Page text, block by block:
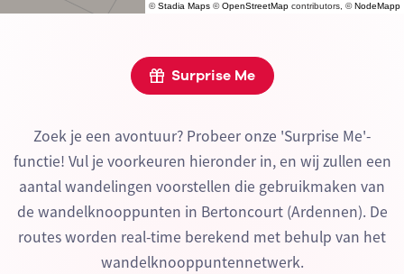
©Stadia Maps ©OpenStreetMap contributors, ©NodeMapp
Surprise Me
Zoek je een avontuur? Probeer onze 'Surprise Me'-
functie! Vul je voorkeuren hieronder in, en wij zullen een
aantal wandelingen voorstellen die gebruikmaken van
de wandelknooppunten in Bertoncourt (Ardennen). De
routes worden real-time berekend met behulp van het
wandelknooppuntennetwerk.